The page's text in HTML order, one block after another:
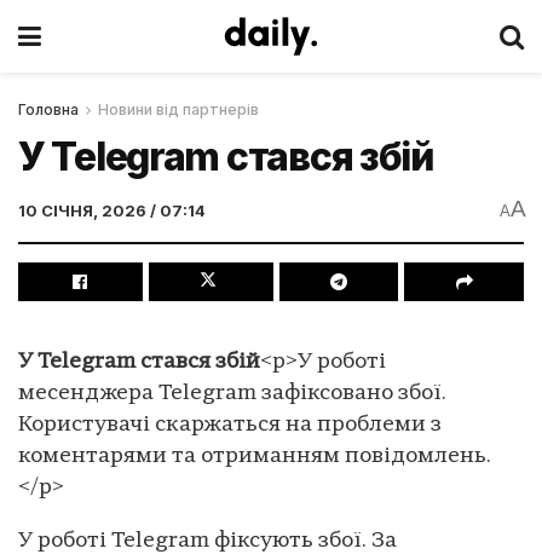
Головна Новини від партнерів
У Telegram стався збій
10 СІЧНЯ, 2026 / 07:14 AA
У Telegram стався збій<p>У роботі
месенджера Telegram зафіксовано збої.
Користувачі скаржаться на проблеми з
коментарями та отриманням повідомлень.
</p>
У роботі Telegram фіксують збої. За